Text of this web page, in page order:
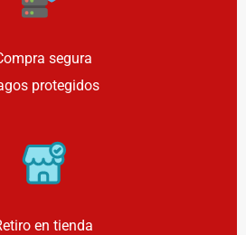
segura
protegidos
en tienda